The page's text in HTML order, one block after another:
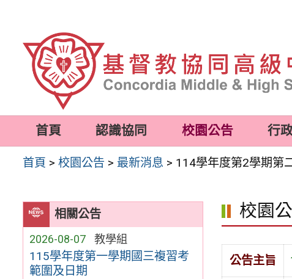
容
首頁 認識協同 校園公告 行
首頁 >校園公告 > 最新消息 > 114學年度第2學期第
相關公告
2026-08-07 教學組
115學年度第一學期國三複習考
範圍及日期
校園
公告主旨